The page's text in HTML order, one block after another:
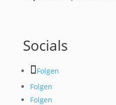
Socials
Folgen
Folgen
Folgen